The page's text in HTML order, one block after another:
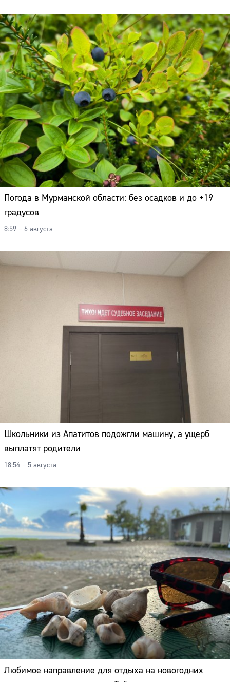
Погода в Мурманской области: без осадков и до +19
градусов
8:59 – 6 августа
Школьники из Апатитов подожгли машину, а ущерб
выплатят родители
18:54 – 5 августа
Любимое направление для отдыха на новогодних